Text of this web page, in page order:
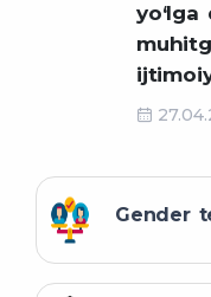
yo‘lga
Gender